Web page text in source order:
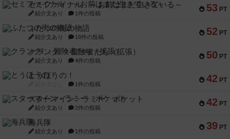
53 PT
セミファイナル ～お前はまだ生きている～
紹介文あり 1件の投稿
52 PT
ふたつの街の物語
紹介文あり 18件の投稿
50 PT
クランク! ：冒険者たち（拡張）
紹介文あり 4件の投稿
42 PT
とうほうの！
1件の投稿
42 PT
スターマイン・ラミー ポケット
紹介文あり 2件の投稿
39 PT
海兵隊
紹介文あり 1件の投稿